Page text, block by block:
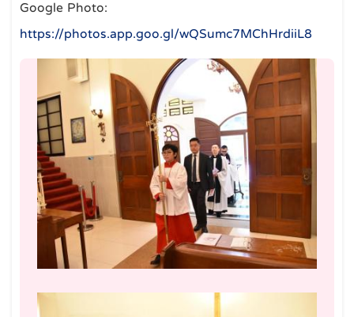
Google Photo:
https://photos.app.goo.gl/wQSumc7MChHrdiiL8